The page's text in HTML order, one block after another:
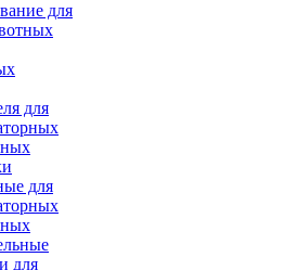
для
для
для
для